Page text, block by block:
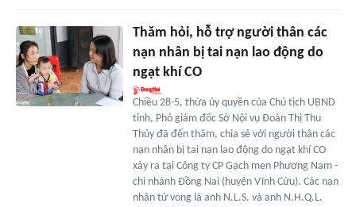
Thăm hỏi, hỗ trợ người thân các
nạn nhân bị tai nạn lao động do
ngạt khí CO
Chiều 28-5, thừa ủy quyền của Chủ tịch UBND
tỉnh, Phó giám đốc Sở Nội vụ Đoàn Thị Thu
Thủy đã đến thăm, chia sẻ với người thân các
nạn nhân bị tai nạn lao động do ngạt khí CO
xảy ra tại Công ty CP Gạch men Phương Nam -
chi nhánh Đồng Nai (huyện Vĩnh Cửu). Các nạn
nhân tử vong là anh N.L.S. và anh N.H.Q.L.